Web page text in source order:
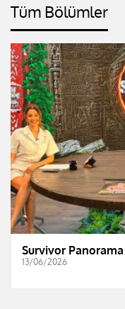
Tüm Bölümler
Survivor Panorama
13/06/2026